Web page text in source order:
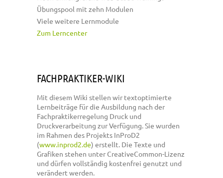
Übungspool mit zehn Modulen
Viele weitere Lernmodule
Zum Lerncenter
FACHPRAKTIKER-WIKI
Mit diesem Wiki stellen wir textoptimierte
Lernbeiträge für die Ausbildung nach der
Fachpraktikerregelung Druck und
Druckverarbeitung zur Verfügung. Sie wurden
im Rahmen des Projekts InProD2
(www.inprod2.de) erstellt. Die Texte und
Grafiken stehen unter CreativeCommon-Lizenz
und dürfen vollständig kostenfrei genutzt und
verändert werden.